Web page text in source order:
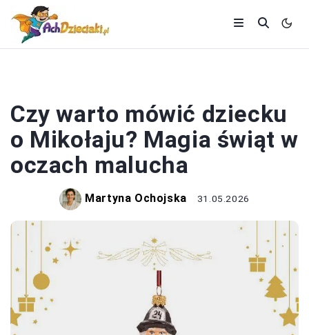
Czy warto mówić dziecku
o Mikołaju? Magia świąt w
oczach malucha
Martyna Ochojska 31.05.2026